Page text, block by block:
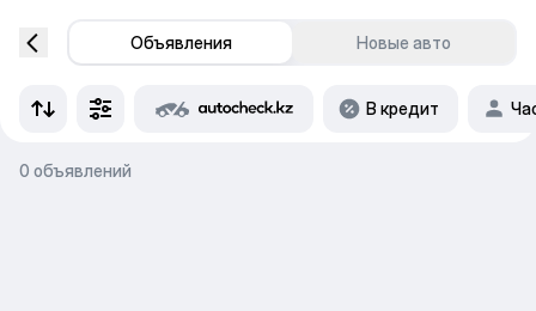
Объявления Новые авто
В кредит
0 объявлений